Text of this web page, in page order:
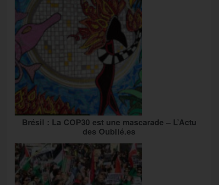
Brésil : La COP30 est une mascarade – L’Actu
des Oublié.es